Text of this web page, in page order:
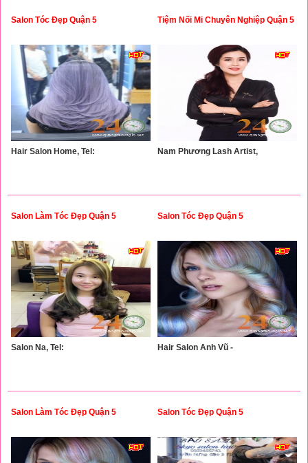
Salon Tóc Đẹp Quận 5
Hair Salon Home, Tel:
Tiệm Nối Mi Chuyên Nghiệp Quận 5
Nam Phương Lash Artist,
Salon Làm Tóc Đẹp Quận 5
Salon Na, Tel:
Salon Tóc Đẹp Quận 5
Hair Salon Anh Vũ -
Salon Làm Tóc Đẹp Quận 5 Salon Tóc Đẹp Quận 5